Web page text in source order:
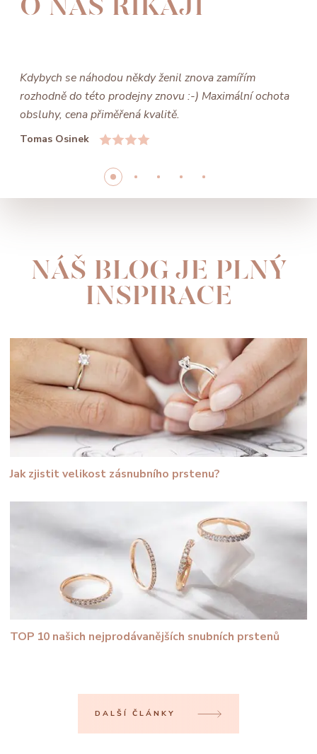
Kdybych se náhodou někdy ženil znova zamířím
rozhodně do této prodejny znovu :-) Maximální ochota
obsluhy, cena přiměřená kvalitě.
Tomas Osinek
NÁŠ BLOG JE PLNÝ
INSPIRACE
Jak zjistit velikost zásnubního prstenu?
TOP 10 našich nejprodávanějších snubních prstenů
DALŠÍ ČLÁNKY